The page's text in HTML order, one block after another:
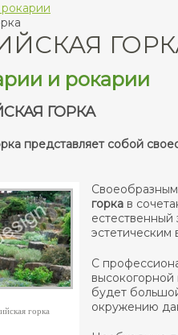
и рокарии
ГОРКА
представляет собой
горка
горка в
эстетическим
С
будет
окружению